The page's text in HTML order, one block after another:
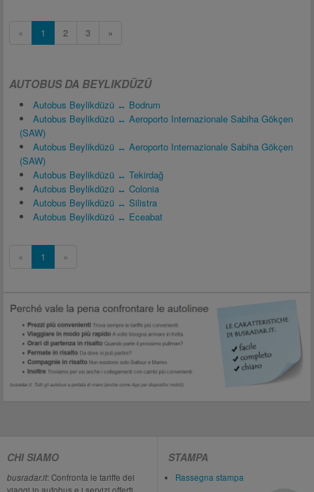
« 1 2 3 »
AUTOBUS DA BEYLIKDÜZÜ
Autobus Beylikdüzü ↔ Bodrum
Autobus Beylikdüzü ↔ Aeroporto Internazionale Sabiha Gökçen
(SAW)
Autobus Beylikdüzü ↔ Aeroporto Internazionale Sabiha Gökçen
(SAW)
Autobus Beylikdüzü ↔ Tekirdağ
Autobus Beylikdüzü ↔ Colonia
Autobus Beylikdüzü ↔ Silistra
Autobus Beylikdüzü ↔ Eceabat
« 1 »
CHI SIAMO
busradar.it: Confronta le tariffe dei
viaggi in autobus e i servizi offerti.
STAMPA
Rassegna stampa